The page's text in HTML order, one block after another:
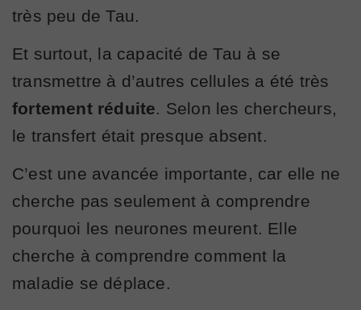
très peu de Tau.
Et surtout, la capacité de Tau à se
transmettre à d’autres cellules a été très
fortement réduite . Selon les chercheurs,
le transfert était presque absent.
C’est une avancée importante, car elle ne
cherche pas seulement à comprendre
pourquoi les neurones meurent. Elle
cherche à comprendre comment la
maladie se déplace.